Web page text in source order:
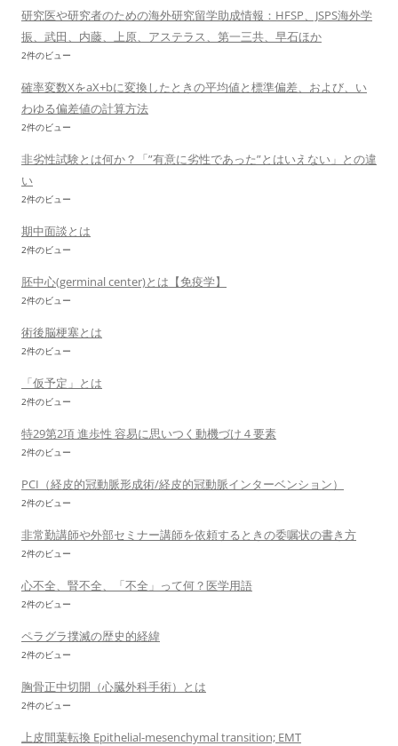
研究医や研究者のための海外研究留学助成情報：HFSP、JSPS海外学
振、武田、内藤、上原、アステラス、第一三共、早石ほか
2件のビュー
確率変数XをaX+bに変換したときの平均値と標準偏差、および、い
わゆる偏差値の計算方法
2件のビュー
非劣性試験とは何か？「”有意に劣性であった”とはいえない」との違
い
2件のビュー
期中面談とは
2件のビュー
胚中心(germinal center)とは【免疫学】
2件のビュー
術後脳梗塞とは
2件のビュー
「仮予定」とは
2件のビュー
特29第2項 進歩性 容易に思いつく動機づけ４要素
2件のビュー
PCI（経皮的冠動脈形成術/経皮的冠動脈インターベンション）
2件のビュー
非常勤講師や外部セミナー講師を依頼するときの委嘱状の書き方
2件のビュー
心不全、腎不全、「不全」って何？医学用語
2件のビュー
ペラグラ撲滅の歴史的経緯
2件のビュー
胸骨正中切開（心臓外科手術）とは
2件のビュー
上皮間葉転換 Epithelial-mesenchymal transition; EMT